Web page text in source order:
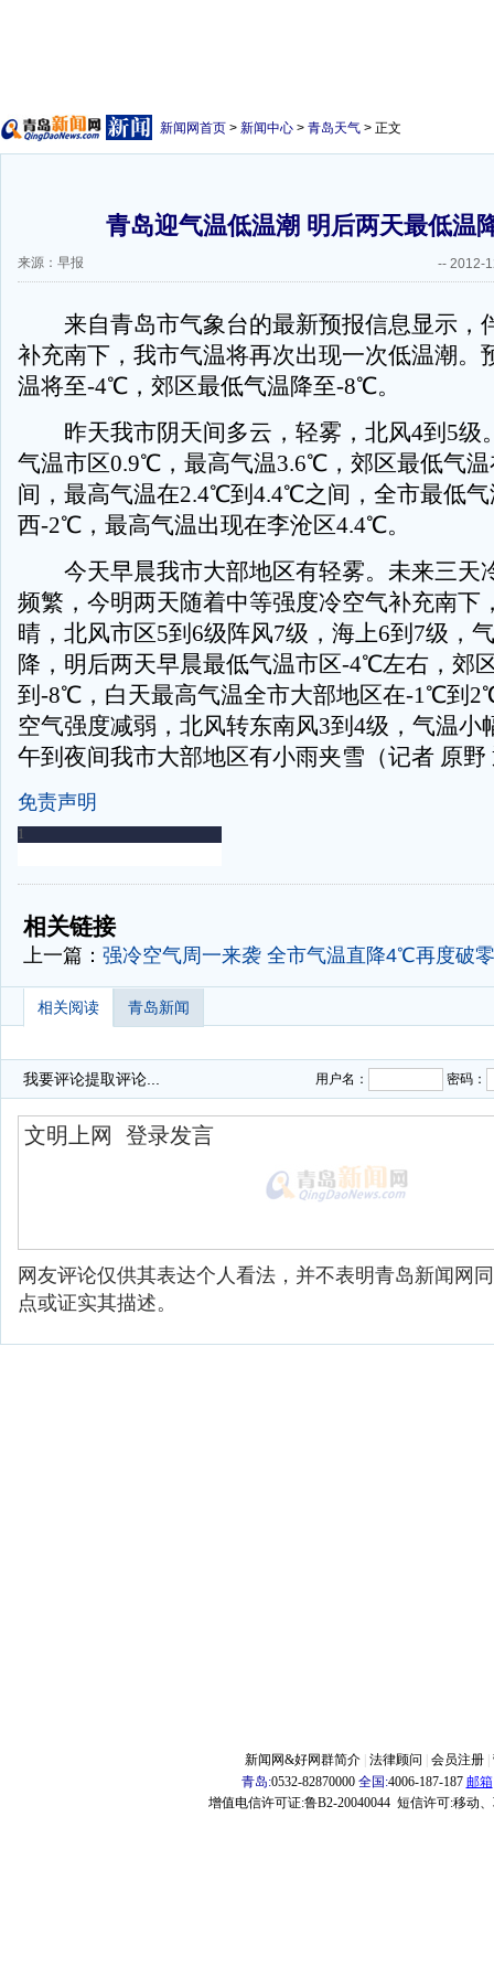
新闻网首页 > 新闻中心 > 青岛天气 > 正文
青岛迎气温低温潮 明后两天最低温
来源：早报 -- 2012-
来自青岛市气象台的最新预报信息显示，
补充南下，我市气温将再次出现一次低温潮。
温将至-4℃，郊区最低气温降至-8℃。
昨天我市阴天间多云，轻雾，北风4到5级
气温市区0.9℃，最高气温3.6℃，郊区最低气
间，最高气温在2.4℃到4.4℃之间，全市最低
西-2℃，最高气温出现在李沧区4.4℃。
今天早晨我市大部地区有轻雾。未来三天
频繁，今明两天随着中等强度冷空气补充南下
晴，北风市区5到6级阵风7级，海上6到7级，
降，明后两天早晨最低气温市区-4℃左右，郊
到-8℃，白天最高气温全市大部地区在-1℃到
空气强度减弱，北风转东南风3到4级，气温小
午到夜间我市大部地区有小雨夹雪（记者 原野
免责声明
-
相关链接
上一篇： 强冷空气周一来袭 全市气温直降4℃再度破零
相关阅读 青岛新闻
我要评论提取评论... 用户名： 密码：
网友评论仅供其表达个人看法，并不表明青岛新闻网
点或证实其描述。